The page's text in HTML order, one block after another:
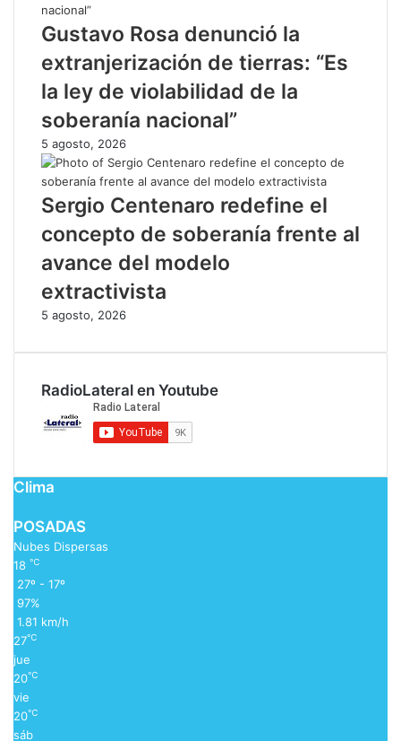
Gustavo Rosa denunció la
extranjerización de tierras: “Es
la ley de violabilidad de la
soberanía nacional”
5 agosto, 2026
Sergio Centenaro redefine el
concepto de soberanía frente al
avance del modelo
extractivista
5 agosto, 2026
RadioLateral en Youtube
Clima
POSADAS
Nubes Dispersas
18 ℃
27º - 17º
97%
1.81 km/h
27℃
jue
20℃
vie
20℃
sáb